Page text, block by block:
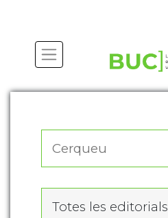
Totes les editorials